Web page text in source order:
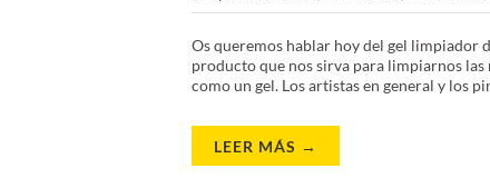
Os queremos hablar hoy del gel limpiador
producto que nos sirva para limpiarnos
como un gel. Los artistas en general y los
LEER MÁS →